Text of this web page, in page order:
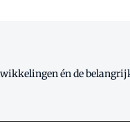
én de